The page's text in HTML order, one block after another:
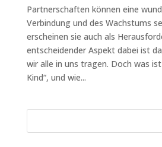
Partnerschaften können eine
Verbindung und des Wachstums
erscheinen sie auch als
entscheidender Aspekt dabei ist
wir alle in uns tragen. Doch was
Kind“, und wie...